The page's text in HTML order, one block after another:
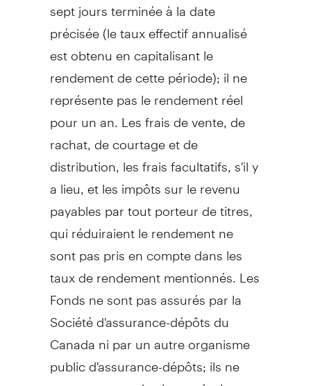
précisée (le taux effectif annualisé
est obtenu en capitalisant le
rendement de cette période); il ne
représente pas le rendement réel
pour un an. Les frais de vente, de
rachat, de courtage et de
distribution, les frais facultatifs, s'il y
a lieu, et les impôts sur le revenu
payables par tout porteur de titres,
qui réduiraient le rendement ne
sont pas pris en compte dans les
taux de rendement mentionnés. Les
Fonds ne sont pas assurés par la
Société d'assurance-dépôts du
Canadani par un autre organisme
public d'assurance-dépôts; ils ne